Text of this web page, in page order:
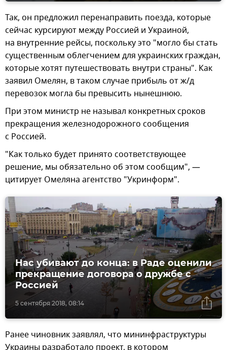
Так, он предложил перенаправить поезда, которые
сейчас курсируют между Россией и Украиной,
на внутренние рейсы, поскольку это "могло бы стать
существенным облегчением для украинских граждан,
которые хотят путешествовать внутри страны". Как
заявил Омелян, в таком случае прибыль от ж/д
перевозок могла бы превысить нынешнюю.
При этом министр не называл конкретных сроков
прекращения железнодорожного сообщения
с Россией.
"Как только будет принято соответствующее
решение, мы обязательно об этом сообщим", —
цитирует Омеляна агентство "Укринформ".
5 сентября 2018, 08:14
Нас убивают до конца: в Раде оценили
прекращение договора о дружбе с
Россией
Ранее чиновник заявлял, что мининфраструктуры
Украины разработало проект, в котором